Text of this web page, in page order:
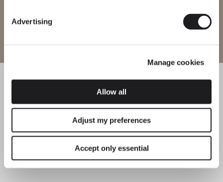
Advertising
Manage cookies
Allow all
Adjust my preferences
Accept only essential